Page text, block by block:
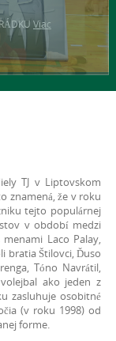
Viac
TJ v Liptovskom
znamená, že v roku
tejto populárnej
v období medzi
Laco Palay,
bratia Štilovci, Ďuso
Tóno Navrátil,
ako jeden z
zasluhuje osobitné
(v roku 1998) od
forme.